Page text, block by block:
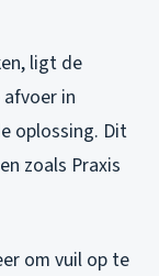
ligt de
in
oplossing. Dit
zoals Praxis
om vuil op te